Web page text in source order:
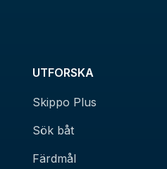
UTFORSKA
Skippo Plus
Sök båt
Färdmål